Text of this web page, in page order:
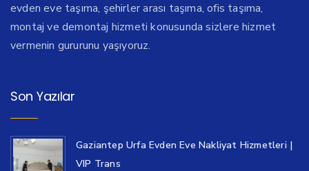
evden eve taşıma, şehirler arası taşıma, ofis taşıma,
montaj ve demontaj hizmeti konusunda sizlere hizmet
vermenin gururunu yaşıyoruz.
Son Yazılar
Gaziantep Urfa Evden Eve Nakliyat Hizmetleri |
VIP Trans